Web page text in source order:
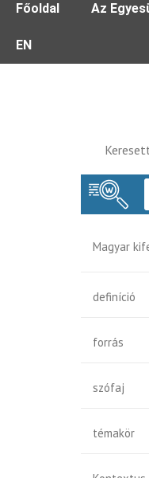
Főoldal Az
EN
Magyar
definíció
forrás
szófaj
témakör